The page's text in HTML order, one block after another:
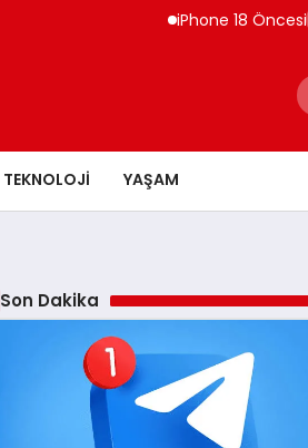
iPhone 18 Öncesi
TEKNOLOJI YAŞAM
Son Dakika